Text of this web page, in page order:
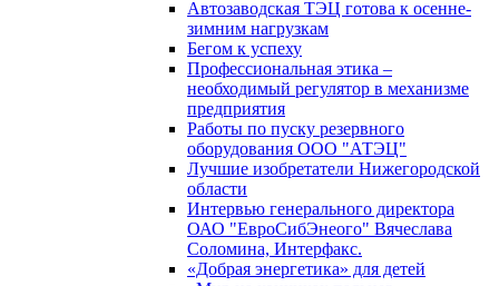
Автозаводская ТЭЦ готова к осенне-
зимним нагрузкам
Бегом к успеху
Профессиональная этика –
необходимый регулятор в механизме
предприятия
Работы по пуску резервного
оборудования ООО "АТЭЦ"
Лучшие изобретатели Нижегородской
области
Интервью генерального директора
ОАО "ЕвроСибЭнеого" Вячеслава
Соломина, Интерфакс.
«Добрая энергетика» для детей